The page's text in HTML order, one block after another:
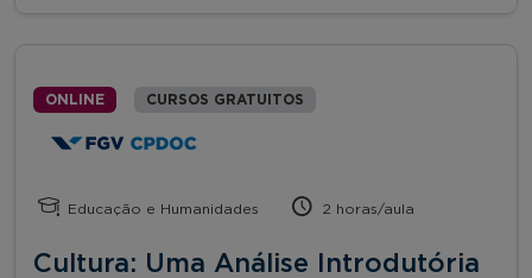
ONLINE CURSOS GRATUITOS
Educação e Humanidades 2 horas/aula
Cultura: Uma Análise Introdutória